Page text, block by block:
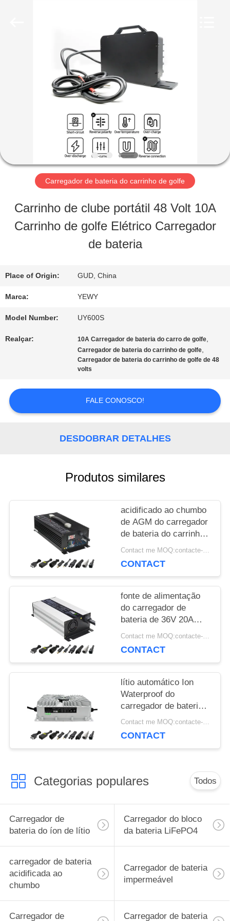
PRODUTOS
SOBRE
EXCURSÃO
FÁBRICA
DA
QUALIDADE
CONTACTE-
NOS
MAPA
SITE
PRIVACY
POLICY
Carregador de bateria do carrinho de golfe
Carrinho de clube portátil 48 Volt 10A
Carrinho de golfe Elétrico Carregador
de bateria
Place of Origin: GUD, China
Marca: YEWY
Model Number: UY600S
Realçar: 10A Carregador de bateria do carro de golfe,
Carregador de bateria do carrinho de golfe,
Carregador de bateria do carrinho de golfe de 48
volts
FALE CONOSCO!
DESDOBRAR DETALHES
Produtos similares
acidificado ao chumbo
de AGM do carregador
de bateria do carrinho
de golfe de 36V 40A
personalizado
Contact me MOQ:contacte-me
CONTACT
fonte de alimentação
do carregador de
bateria de 36V 20A
Lipo acidificada ao
carrinho de golfe
Contact me MOQ:contacte-me
CONTACT
lítio automático Ion
Waterproof do
carregador de bateria
do carrinho de golfe deContact me MOQ:contacte-me
CONTACT
Categorias populares Todos
Carregador de
bateria do íon de lítio
Carregador do bloco
da bateria LiFePO4
carregador de bateria
acidificada ao
chumbo
Carregador de bateria
impermeável
Carregador de Carregador de bateria